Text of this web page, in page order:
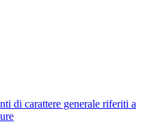
di carattere generale riferiti a